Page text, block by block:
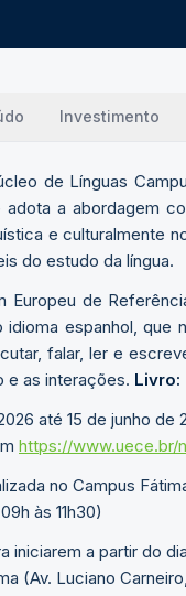
Investimento
de Línguas
a abordagem
e culturalmente
do estudo da língua.
Europeu de
espanhol, que
falar, ler e
e as interações. Livro:
até 15 de junho de
https://www.uece.br/
no Campus
às 11h30)
iniciarem a partir do dia
(Av. Luciano